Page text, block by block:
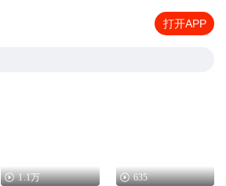
打开APP
1.1万 635